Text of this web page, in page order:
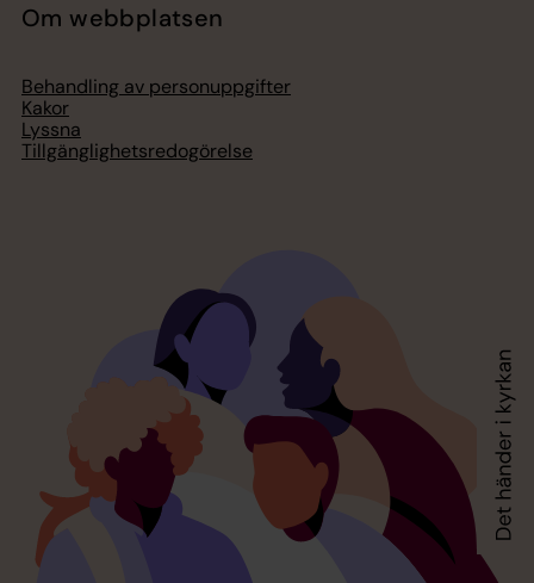
Om webbplatsen
Behandling av personuppgifter
Kakor
Lyssna
Tillgänglighetsredogörelse